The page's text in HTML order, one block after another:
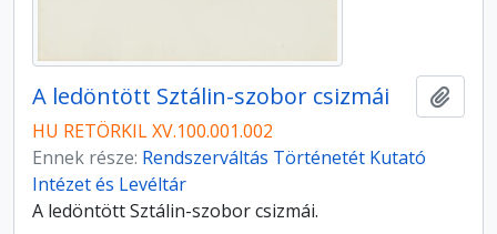
A ledöntött Sztálin-szobor csizmái
HU RETÖRKIL XV.100.001.002
Ennek része: Rendszerváltás Történetét Kutató
Intézet és Levéltár
A ledöntött Sztálin-szobor csizmái.